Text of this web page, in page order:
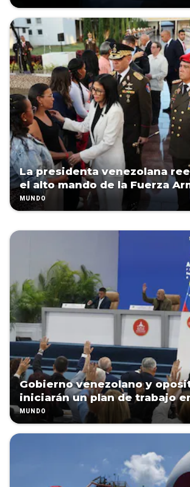
La presidenta venezolana
el alto mando de la Fuerza
MUNDO
Gobierno venezolano y
iniciarán un plan de trabajo
MUNDO